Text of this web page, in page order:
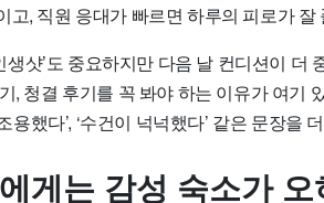
고, 직원 응대가 빠르면 하루의 피로가 잘
생샷’도 중요하지만 다음 날 컨디션이 더
, 청결 후기를 꼭 봐야 하는 이유가 여기
용했다’, ‘수건이 넉넉했다’ 같은 문장을
게는 감성 숙소가 오